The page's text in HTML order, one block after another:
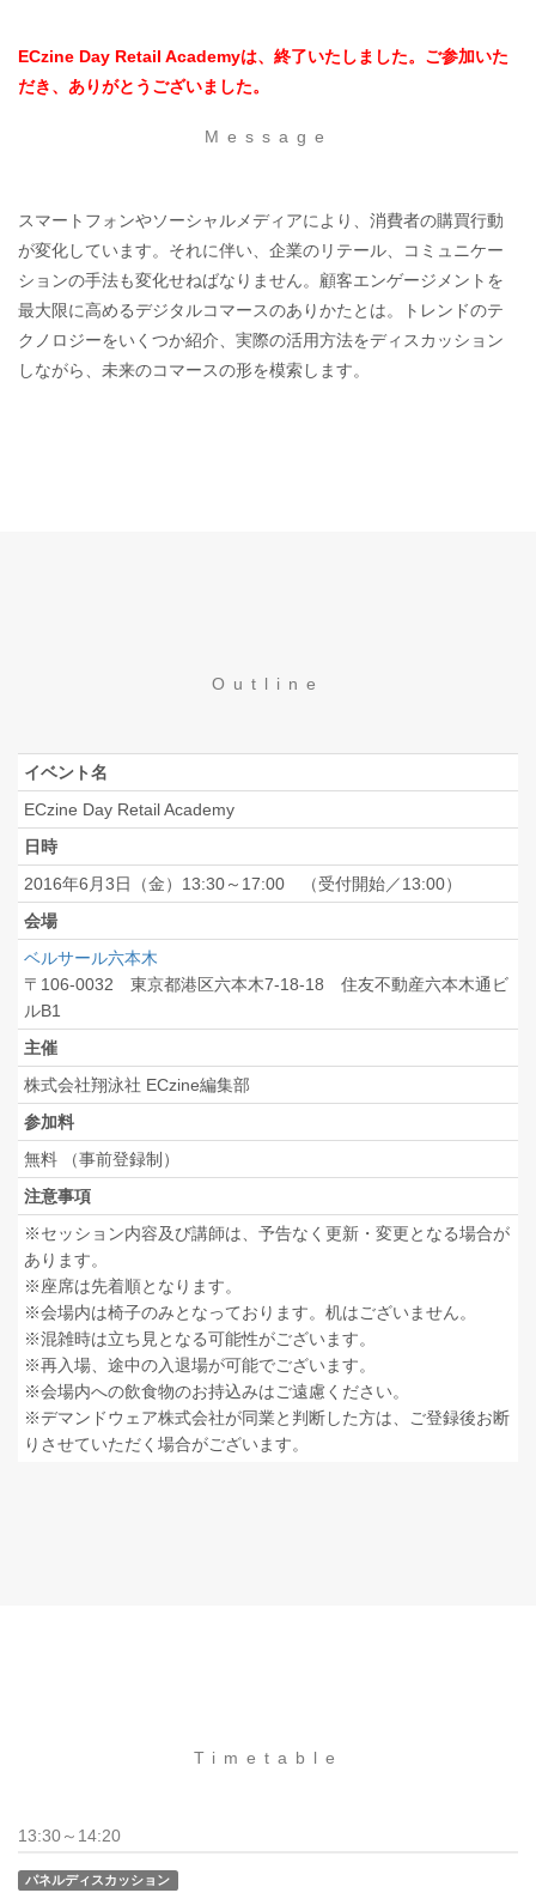
ECzine Day Retail Academyは、終了いたしました。ご参加いた
だき、ありがとうございました。
Message
スマートフォンやソーシャルメディアにより、消費者の購買行動
が変化しています。それに伴い、企業のリテール、コミュニケー
ションの手法も変化せねばなりません。顧客エンゲージメントを
最大限に高めるデジタルコマースのありかたとは。トレンドのテ
クノロジーをいくつか紹介、実際の活用方法をディスカッション
しながら、未来のコマースの形を模索します。
Outline
イベント名
ECzine Day Retail Academy
日時
2016年6月3日（金）13:30～17:00 （受付開始／13:00）
会場
ベルサール六本木
〒106-0032 東京都港区六本木7-18-18 住友不動産六本木通ビ
ルB1
主催
株式会社翔泳社 ECzine編集部
参加料
無料 （事前登録制）
注意事項
※セッション内容及び講師は、予告なく更新・変更となる場合が
あります。
※座席は先着順となります。
※会場内は椅子のみとなっております。机はございません。
※混雑時は立ち見となる可能性がございます。
※再入場、途中の入退場が可能でございます。
※会場内への飲食物のお持込みはご遠慮ください。
※デマンドウェア株式会社が同業と判断した方は、ご登録後お断
りさせていただく場合がございます。
Timetable
13:30～14:20
パネルディスカッション